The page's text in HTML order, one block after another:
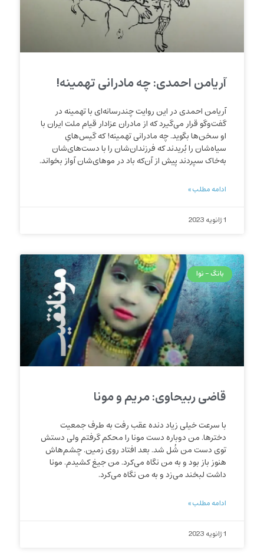
آریامن احمدی: چه مادرانی تهمینه!
آریامن احمدی در این روایت چندرسانه‌ای با تهمینه در
گفت‌وگو قرار می‌گیرد که از مادران عزادار قیام ملت ایران با
او سخن‌ها بگوید. چه مادرانی تهمینه! که‌ گیس‌هایِ
سیاه‌شان را بُریدند که فرزندان‌شان را با دست‌های‌‌‌شان
به‌خاک‌ سپردند پیش از آن‌که باد در موهای‌شان آواز بخواند.
ادامه مطلب »
1 ژانویه 2023
بانگ - نوا
قاضی ربیحاوی: مریم و مونا
با سرعت خیلی زیاد دنده عقب رفت به طرف جمعیت
دخترها. من دوباره دست مونا را محکم گرفتم ولی دستش
توی دست من شُل شد. بعد افتاد روی زمین. چشم‌هاش
هنوز باز بود و به من نگاه می‌کرد. من جیغ کشیدم. مونا
داشت لبخند می‌زد و به من نگاه می‌کرد.
ادامه مطلب »
1 ژانویه 2023